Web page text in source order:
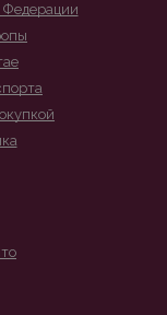
Федерации